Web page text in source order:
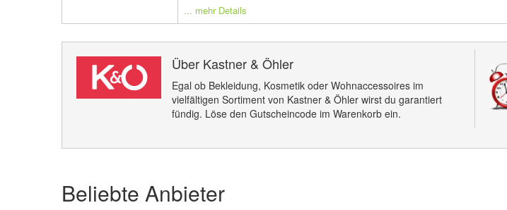
... mehr Details
Über Kastner & Öhler
Egal ob Bekleidung, Kosmetik oder Wohnaccessoires im
vielfältigen Sortiment von Kastner & Öhler wirst du garantiert
fündig. Löse den Gutscheincode im Warenkorb ein.
Beliebte Anbieter